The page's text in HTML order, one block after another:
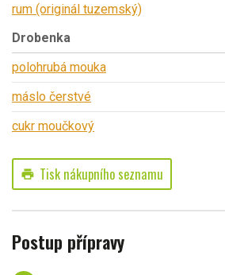
rum (originál tuzemský)
Drobenka
polohrubá mouka
máslo čerstvé
cukr moučkový
print Tisk nákupního seznamu
Postup přípravy